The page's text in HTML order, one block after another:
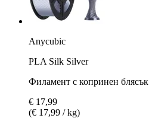
Anycubic
PLA Silk Silver
Филамент с копринен блясък
€ 17,99
(€ 17,99 / kg)